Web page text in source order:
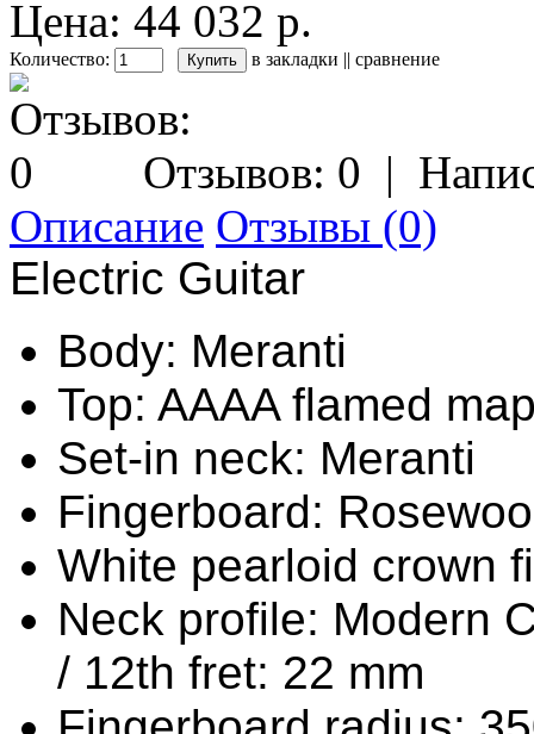
Цена: 44 032 р.
Количество: в закладки || сравнение
Отзывов: 0 |
Описание Отзывы (0)
Electric Guitar
Body: Meranti
Top: AAAA flamed
Set-in neck: Meranti
Fingerboard:
White pearloid crown
Neck profile: Modern
/ 12th fret: 22 mm